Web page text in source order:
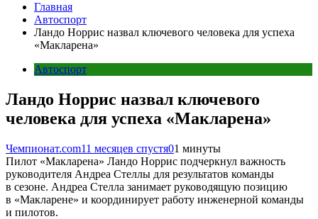
Главная
Автоспорт
Ландо Норрис назвал ключевого человека для успеха
«Макларена»
Автоспорт
Ландо Норрис назвал ключевого
человека для успеха «Макларена»
Чемпионат.com11 месяцев спустя01 минуты
Пилот «Макларена» Ландо Норрис подчеркнул важность
руководителя Андреа Стеллы для результатов команды
в сезоне. Андреа Стелла занимает руководящую позицию
в «Макларене» и координирует работу инженерной команды
и пилотов.